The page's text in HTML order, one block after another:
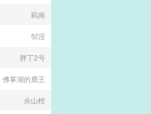
羁南
邹涅
胖丁2号
佛掌湖的鹿王
佘山樘